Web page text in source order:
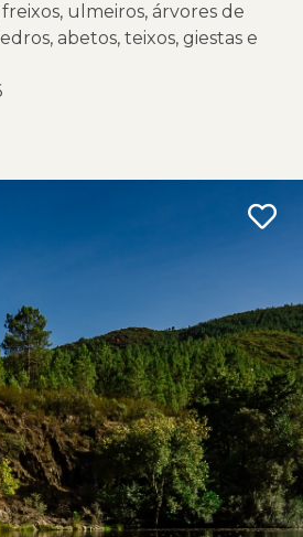
ulmeiros, árvores de
abetos, teixos, giestas e